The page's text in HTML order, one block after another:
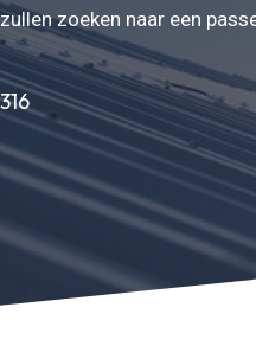
zoeken naar een